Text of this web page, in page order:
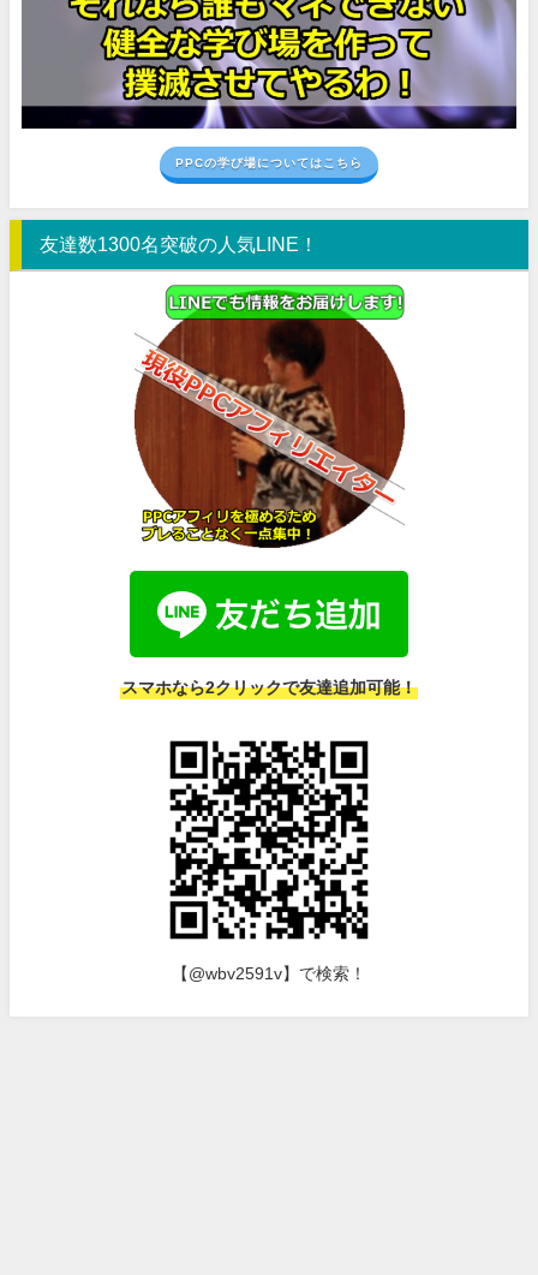
PPCの学び場についてはこちら
友達数1300名突破の人気LINE！
スマホなら2クリックで友達追加可能！
【@wbv2591v】で検索！